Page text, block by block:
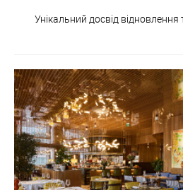
Унікальний досвід